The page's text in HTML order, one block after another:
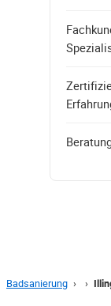
Badsanierung › ›